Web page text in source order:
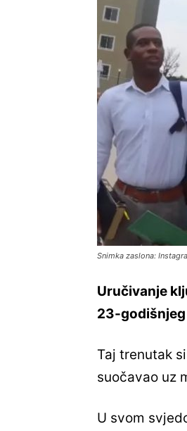
Snimka zaslona:
Uručivanje
23-godišnjeg
Taj trenutak
suočavao uz
U svom